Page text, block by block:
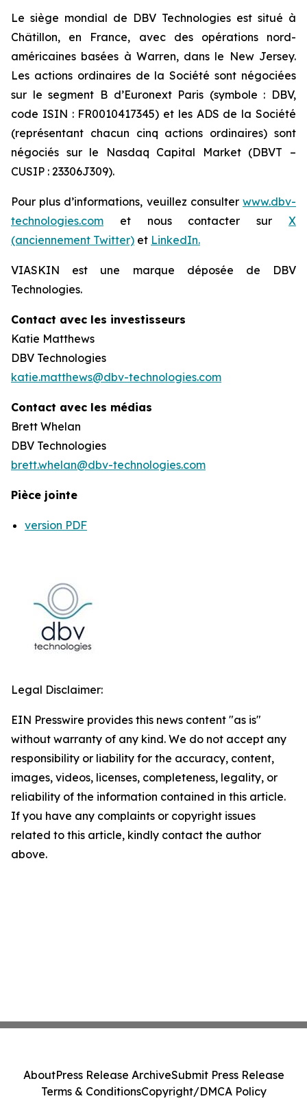
Le siège mondial de DBV Technologies est situé à
Châtillon, en France, avec des opérations nord-
américaines basées à Warren, dans le New Jersey.
Les actions ordinaires de la Société sont négociées
sur le segment B d’Euronext Paris (symbole : DBV,
code ISIN : FR0010417345) et les ADS de la Société
(représentant chacun cinq actions ordinaires) sont
négociés sur le Nasdaq Capital Market (DBVT –
CUSIP : 23306J309).
Pour plus d’informations, veuillez consulter www.dbv-
technologies.com et nous contacter sur X
(anciennement Twitter) et LinkedIn.
VIASKIN est une marque déposée de DBV
Technologies.
Contact avec les investisseurs
Katie Matthews
DBV Technologies
katie.matthews@dbv-technologies.com
Contact avec les médias
Brett Whelan
DBV Technologies
brett.whelan@dbv-technologies.com
Pièce jointe
version PDF
Legal Disclaimer:
EIN Presswire provides this news content "as is"
without warranty of any kind. We do not accept any
responsibility or liability for the accuracy, content,
images, videos, licenses, completeness, legality, or
reliability of the information contained in this article.
If you have any complaints or copyright issues
related to this article, kindly contact the author
above.
AboutPress Release ArchiveSubmit Press Release
Terms & ConditionsCopyright/DMCA Policy